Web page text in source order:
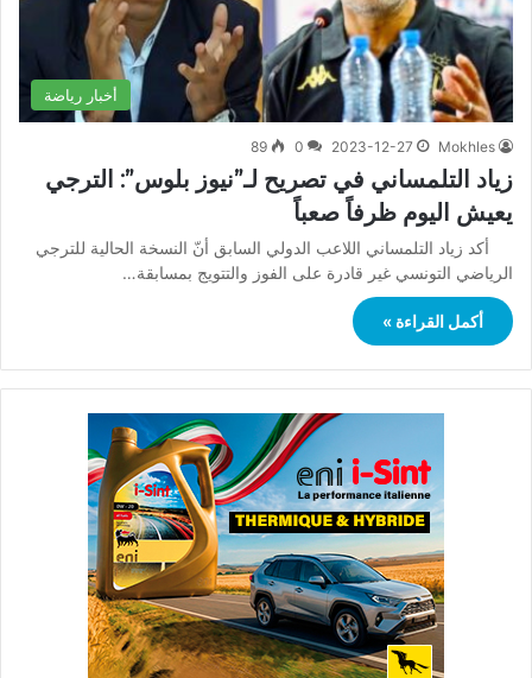
أخبار رياضة
Mokhles
2023-12-27
0
89
زياد التلمساني في تصريح لـ”نيوز بلوس”: الترجي
يعيش اليوم ظرفاً صعباً
أكد زياد التلمساني اللاعب الدولي السابق أنّ النسخة الحالية للترجي
الرياضي التونسي غير قادرة على الفوز والتتويج بمسابقة…
أكمل القراءة »